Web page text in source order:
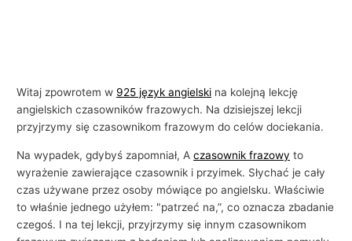
Witaj zpowrotem w 925 język angielski na kolejną lekcję
angielskich czasowników frazowych. Na dzisiejszej lekcji
przyjrzymy się czasownikom frazowym do celów dociekania.
Na wypadek, gdybyś zapomniał, Aczasownik frazowy to
wyrażenie zawierające czasownik i przyimek. Słychać je cały
czas używane przez osoby mówiące po angielsku. Właściwie
to właśnie jednego użyłem: "patrzeć na,”, co oznacza zbadanie
czegoś. I na tej lekcji, przyjrzymy się innym czasownikom